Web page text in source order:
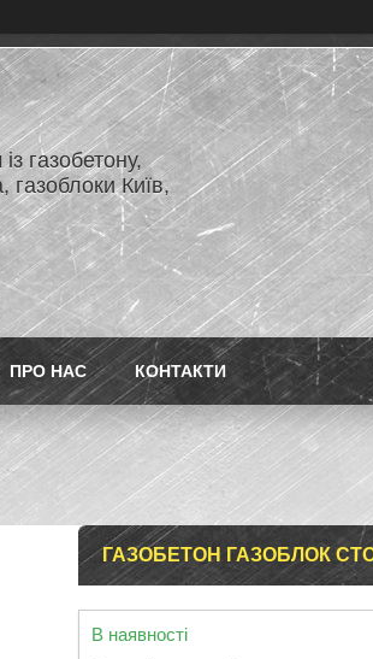
газобетону,
газоблоки Київ,
ПРО НАС КОНТАКТИ
ГАЗОБЕТОН ГАЗОБЛОК
В наявності